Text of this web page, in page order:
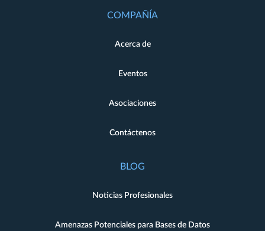
COMPAÑÍA
Acerca de
Eventos
Asociaciones
Contáctenos
BLOG
Noticias Profesionales
Amenazas Potenciales para Bases de Datos